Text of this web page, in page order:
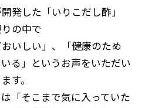
発した「いりこだし酢」
の中で
おいしい」、「健康のため
る」というお声をいただい
す。
「そこまで気に入っていた